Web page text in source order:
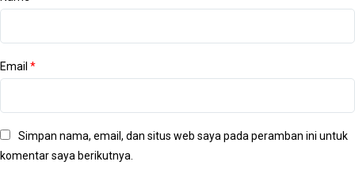
Email *
Simpan nama, email, dan situs web saya pada peramban ini untuk
komentar saya berikutnya.